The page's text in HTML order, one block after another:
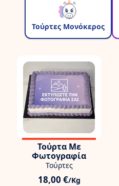
Τούρτες Μονόκερος
Τούρτα Με
Φωτογραφία
Τούρτες
18,00 €/Kg